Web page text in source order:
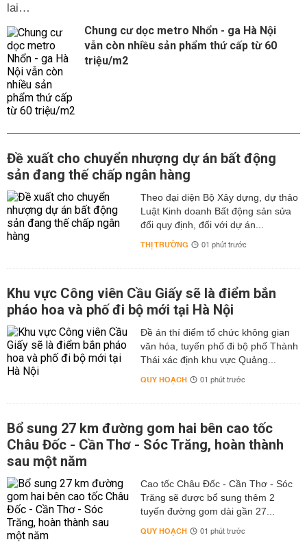
lai…
Chung cư dọc metro Nhổn - ga Hà Nội
vẫn còn nhiều sản phẩm thứ cấp từ 60
triệu/m2
Đề xuất cho chuyển nhượng dự án bất động
sản đang thế chấp ngân hàng
Theo đại diện Bộ Xây dựng, dự thảo
Luật Kinh doanh Bất động sản sửa
đổi quy định, đối với dự án...
THỊ TRƯỜNG 01 phút trước
Khu vực Công viên Cầu Giấy sẽ là điểm bắn
pháo hoa và phố đi bộ mới tại Hà Nội
Đề án thí điểm tổ chức không gian
văn hóa, tuyến phố đi bộ phố Thành
Thái xác định khu vực Quảng...
QUY HOẠCH 01 phút trước
Bổ sung 27 km đường gom hai bên cao tốc
Châu Đốc - Cần Thơ - Sóc Trăng, hoàn thành
sau một năm
Cao tốc Châu Đốc - Cần Thơ - Sóc
Trăng sẽ được bổ sung thêm 2
tuyến đường gom dài gần 27...
QUY HOẠCH 01 phút trước